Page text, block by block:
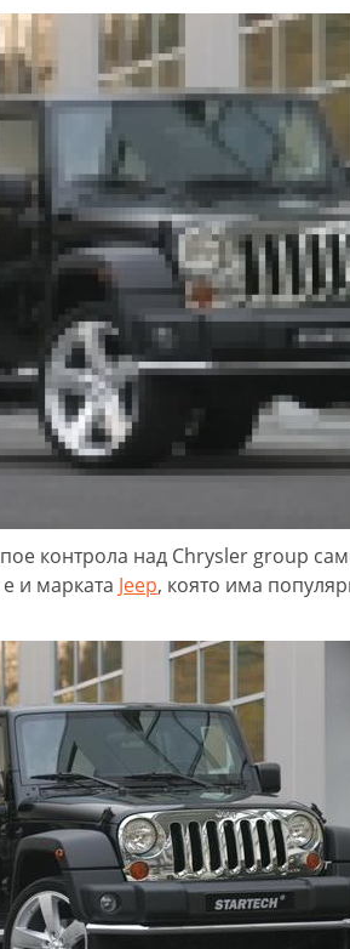
контрола над Chrysler group
и марката Jeep, която има